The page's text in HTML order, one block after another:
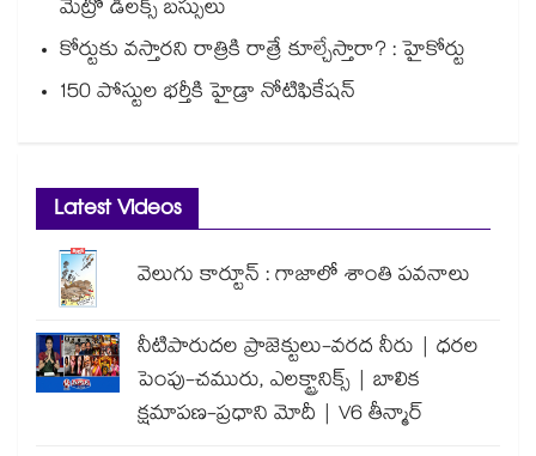
మెట్రో డీలక్స్ బస్సులు
కోర్టుకు వస్తారని రాత్రికి రాత్రే కూల్చేస్తారా? : హైకోర్టు
150 పోస్టుల భర్తీకి హైడ్రా నోటిఫికేషన్
Latest Videos
వెలుగు కార్టూన్ : గాజాలో శాంతి పవనాలు
నీటిపారుదల ప్రాజెక్టులు-వరద నీరు | ధరల
పెంపు-చమురు, ఎలక్ట్రానిక్స్ | బాలిక
క్షమాపణ-ప్రధాని మోదీ | V6 తీన్మార్